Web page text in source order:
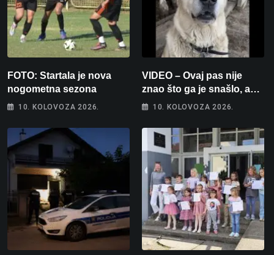
FOTO: Startala je nova
nogometna sezona
10. KOLOVOZA 2026.
VIDEO – Ovaj pas nije
znao što ga je snašlo, a
njegova reakcija je
10. KOLOVOZA 2026.